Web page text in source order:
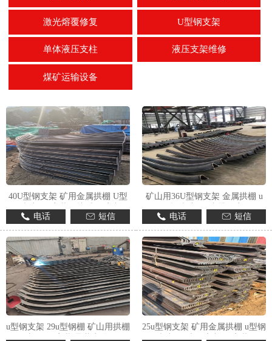
1 3
激光熔覆修复 U型钢支架
单体液压支柱 液压支架维修
煤矿运输设备
40U型钢支架 矿用金属拱棚 U型
电话
短信
矿山用36U型钢支架 金属拱棚 u
电话
短信
u型钢支架 29u型钢棚 矿山用拱棚
25u型钢支架 矿用金属拱棚 u型钢